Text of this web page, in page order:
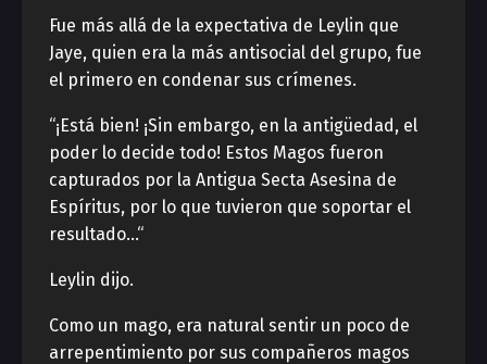
Fue más allá de la expectativa de Leylin que
Jaye, quien era la más antisocial del grupo, fue
el primero en condenar sus crímenes.
“¡Está bien! ¡Sin embargo, en la antigüedad, el
poder lo decide todo! Estos Magos fueron
capturados por la Antigua Secta Asesina de
Espíritus, por lo que tuvieron que soportar el
resultado…“
Leylin dijo.
Como un mago, era natural sentir un poco de
arrepentimiento por sus compañeros magos